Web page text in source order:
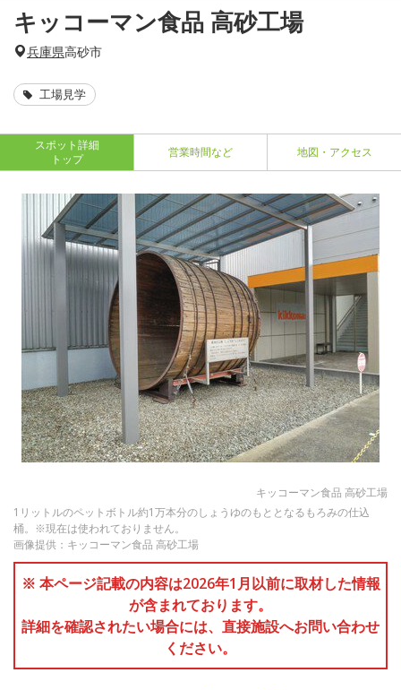
キッコーマン食品 高砂工場
兵庫県高砂市
工場見学
スポット詳細
トップ
営業時間など 地図・アクセス
キッコーマン食品 高砂工場
1リットルのペットボトル約1万本分のしょうゆのもととなるもろみの仕込
桶。※現在は使われておりません。
画像提供：キッコーマン食品 高砂工場
※ 本ページ記載の内容は2026年1月以前に取材した情報
が含まれております。
詳細を確認されたい場合には、直接施設へお問い合わせ
ください。